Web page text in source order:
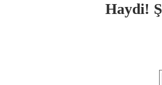
Haydi!